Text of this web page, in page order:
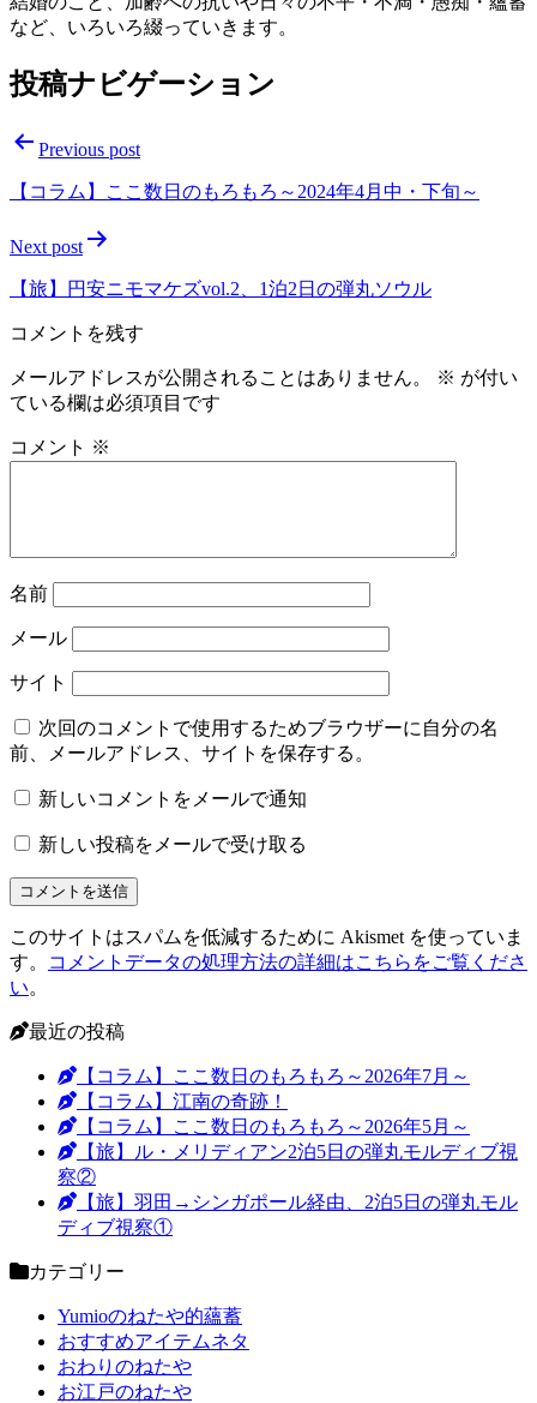
など、いろいろ綴っていきます。
投稿ナビゲーション
Previous post
【コラム】ここ数日のもろもろ～2024年4月中・下旬～
Next post
【旅】円安ニモマケズvol.2、1泊2日の弾丸ソウル
コメントを残す
メールアドレスが公開されることはありません。 ※ が付い
ている欄は必須項目です
コメント ※
名前
メール
サイト
次回のコメントで使用するためブラウザーに自分の名
前、メールアドレス、サイトを保存する。
新しいコメントをメールで通知
新しい投稿をメールで受け取る
このサイトはスパムを低減するために Akismet を使っていま
す。
コメントデータの処理方法の詳細はこちらをご覧くださ
い。
最近の投稿
【コラム】ここ数日のもろもろ～2026年7月～
【コラム】江南の奇跡！
【コラム】ここ数日のもろもろ～2026年5月～
【旅】ル・メリディアン2泊5日の弾丸モルディブ視
察②
【旅】羽田→シンガポール経由、2泊5日の弾丸モル
ディブ視察①
カテゴリー
Yumioのねたや的蘊蓄
おすすめアイテムネタ
おわりのねたや
お江戸のねたや